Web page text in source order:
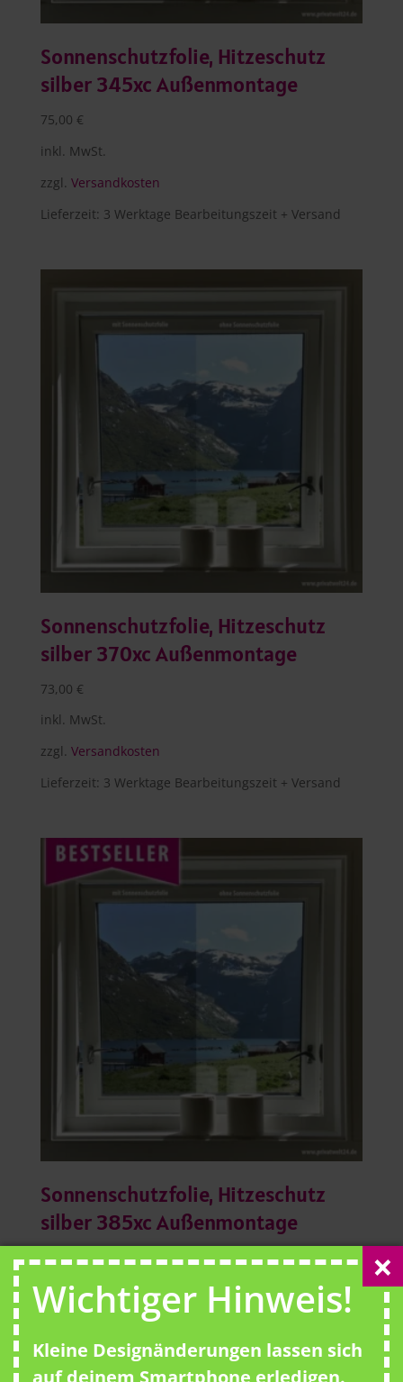
Sonnenschutzfolie, Hitzeschutz
silber 345xc Außenmontage
75,00 €
inkl. MwSt.
zzgl. Versandkosten
Lieferzeit: 3 Werktage Bearbeitungszeit + Versand
Sonnenschutzfolie, Hitzeschutz
silber 370xc Außenmontage
73,00 €
inkl. MwSt.
zzgl. Versandkosten
Lieferzeit: 3 Werktage Bearbeitungszeit + Versand
Sonnenschutzfolie, Hitzeschutz
silber 385xc Außenmontage
68,00 €
inkl. MwSt.
Versandkosten
Lieferzeit:3 Werktage Bearbeitungszeit + Versand
Wichtiger Hinweis!
Kleine Designänderungen lassen sich
auf deinem Smartphone erledigen.